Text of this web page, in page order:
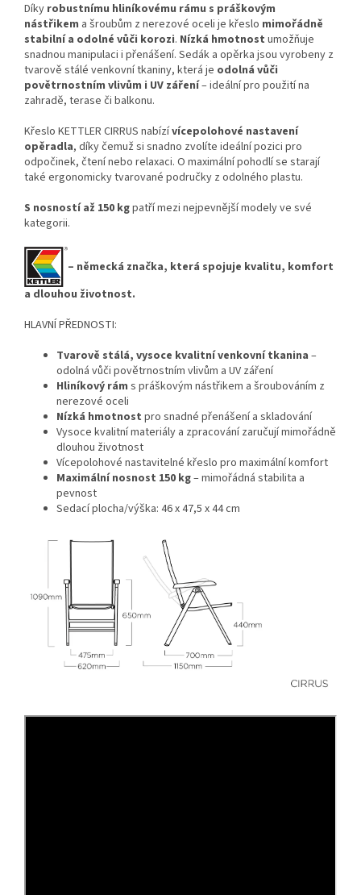
Díky robustnímu hliníkovému rámu s práškovým
nástřikem a šroubům z nerezové oceli je křeslo mimořádně
stabilní a odolné vůči korozi. Nízká hmotnost umožňuje
snadnou manipulaci i přenášení. Sedák a opěrka jsou vyrobeny z
tvarově stálé venkovní tkaniny, která je odolná vůči
povětrnostním vlivům i UV záření– ideální pro použití na
zahradě, terase či balkonu.
Křeslo KETTLER CIRRUS nabízívícepolohové nastavení
opěradla, díky čemuž si snadno zvolíte ideální pozici pro
odpočinek, čtení nebo relaxaci. O maximální pohodlí se starají
také ergonomicky tvarované područky z odolného plastu.
S nosností až 150 kgpatří mezi nejpevnější modely ve své
kategorii.
– německá značka, která spojuje kvalitu, komfort
a dlouhou životnost.
HLAVNÍ PŘEDNOSTI:
Tvarově stálá, vysoce kvalitní venkovní tkanina –
odolná vůči povětrnostním vlivům a UV záření
Hliníkový rám s práškovým nástřikem a šroubováním z
nerezové oceli
Nízká hmotnost pro snadné přenášení a skladování
Vysoce kvalitní materiály a zpracování zaručují mimořádně
dlouhou životnost
Vícepolohové nastavitelné křeslo pro maximální komfort
Maximální nosnost 150 kg– mimořádná stabilita a
pevnost
Sedací plocha/výška: 46 x 47,5 x 44 cm